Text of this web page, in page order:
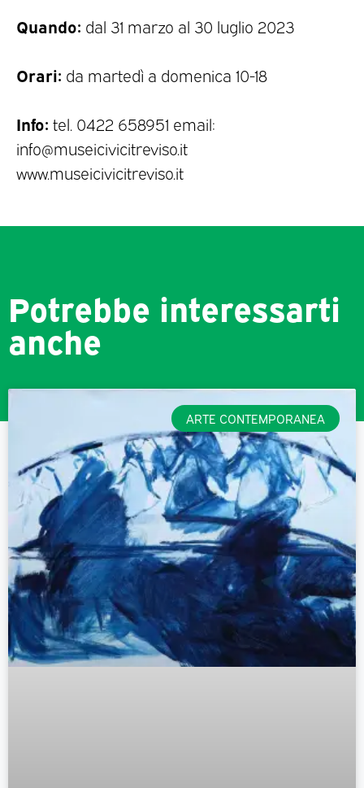
Quando: dal 31 marzo al 30 luglio 2023
Orari: da martedì a domenica 10-18
Info: tel. 0422 658951 email:
info@museicivicitreviso.it
www.museicivicitreviso.it
Potrebbe interessarti
anche
ARTE CONTEMPORANEA